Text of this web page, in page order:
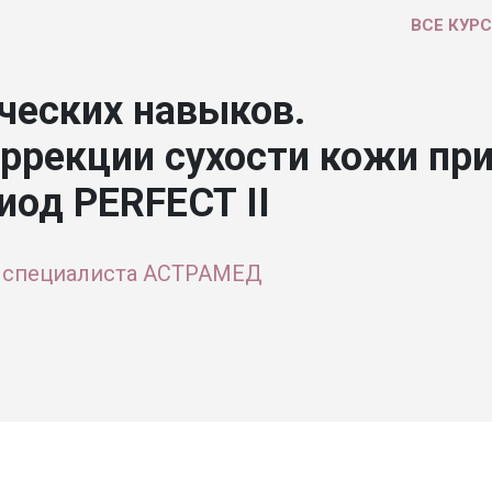
ВСЕ
навыков.
сухости кожи
PERFECT II
специалиста АСТРАМЕД